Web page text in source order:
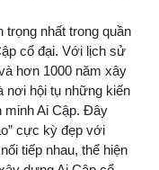
trọng nhất trong quần
cổ đại. Với lịch sử
hơn 1000 năm xây
nơi hội tụ những kiến
minh Ai Cập. Đây
cực kỳ đẹp với
tiếp nhau, thể hiện